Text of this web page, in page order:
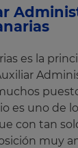
es la
es uno de
con tan
muy